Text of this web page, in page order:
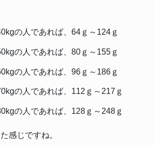
の人であれば、64ｇ～124ｇ
の人であれば、80ｇ～155ｇ
の人であれば、96ｇ～186ｇ
の人であれば、112ｇ～217ｇ
の人であれば、128ｇ～248ｇ
感じですね。